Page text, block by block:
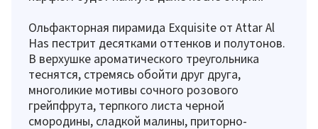
Ольфакторная пирамида Exquisite от Attar Al
Has пестрит десятками оттенков и полутонов.
В верхушке ароматического треугольника
теснятся, стремясь обойти друг друга,
многоликие мотивы сочного розового
грейпфрута, терпкого листа черной
смородины, сладкой малины, приторно-